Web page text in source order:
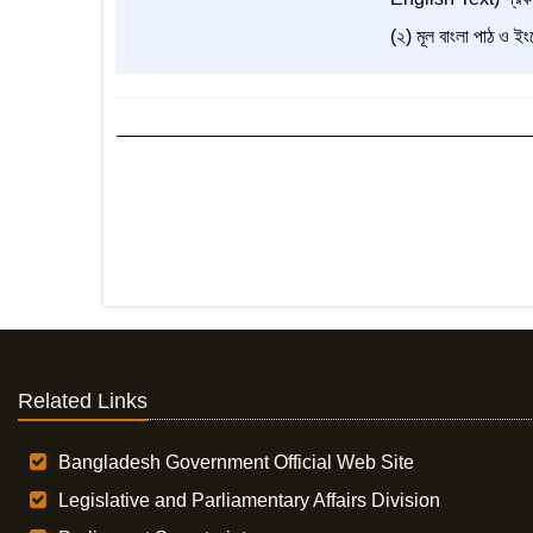
(২) মূল বাংলা পাঠ ও
Related Links
Bangladesh Government Official Web Site
Legislative and Parliamentary Affairs Division